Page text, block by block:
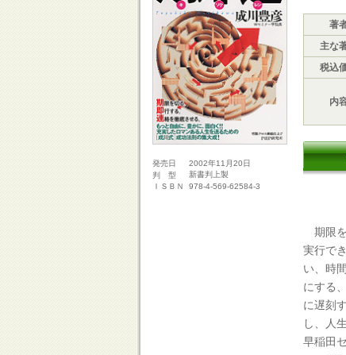
発売日
2002年11月20日
判 型
新書判上製
ＩＳＢＮ
978-4-569-62584-3
著
主な
税込
内
期限を
実行で
い、時
にする
に遅刻
し、人
早稲田